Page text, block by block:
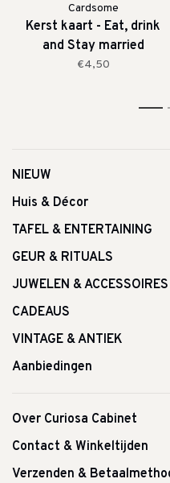
Cardsome
Kerst kaart - Eat, drink
and Stay married
€4,50
1
NIEUW
Huis & Décor
TAFEL & ENTERTAINING
GEUR & RITUALS
JUWELEN & ACCESSOIRES
CADEAUS
VINTAGE & ANTIEK
Aanbiedingen
Over Curiosa Cabinet
Contact & Winkeltijden
Verzenden &